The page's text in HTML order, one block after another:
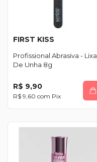
FIRST KISS
Profissional Abrasiva - Lixa
De Unha 8g
R$ 9,90
R$ 9,60 com Pix